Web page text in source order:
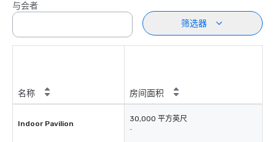
与会者
筛选器
名称 房间面积
Indoor Pavilion
30,000 平方英尺
-